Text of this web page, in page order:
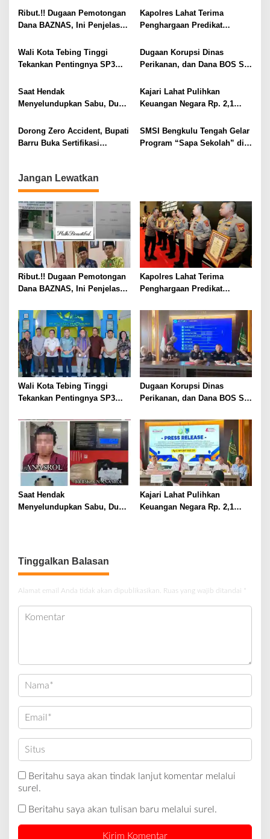
s
i
p
o
Ribut.!! Dugaan Pemotongan
Dana BAZNAS, Ini Penjelasan
Kapolres Lahat Terima
Penghargaan Predikat
Sumsel Tahun 2026
Wali Kota Tebing Tinggi
Tekankan Pentingnya SP3
Dugaan Korupsi Dinas
Perikanan, dan Dana BOS SD
Terus Dipertajam Kajari Lahat
Saat Hendak
Menyelundupkan Sabu, Dua
Kajari Lahat Pulihkan
Keuangan Negara Rp. 2,1
Dorong Zero Accident, Bupati
Barru Buka Sertifikasi
SMSI Bengkulu Tengah Gelar
Program “Sapa Sekolah” di
Jangan Lewatkan
Ribut.!! Dugaan Pemotongan
Dana BAZNAS, Ini Penjelasan
Kapolres Lahat Terima
Penghargaan Predikat
Sumsel Tahun 2026
Wali Kota Tebing Tinggi
Tekankan Pentingnya SP3
Dugaan Korupsi Dinas
Perikanan, dan Dana BOS SD
Terus Dipertajam Kajari Lahat
Saat Hendak
Menyelundupkan Sabu, Dua
Kajari Lahat Pulihkan
Keuangan Negara Rp. 2,1
Tinggalkan Balasan
Alamat email Anda tidak akan dipublikasikan. Ruas yang wajib ditandai *
Beritahu saya akan tindak lanjut komentar melalui
surel.
Beritahu saya akan tulisan baru melalui surel.